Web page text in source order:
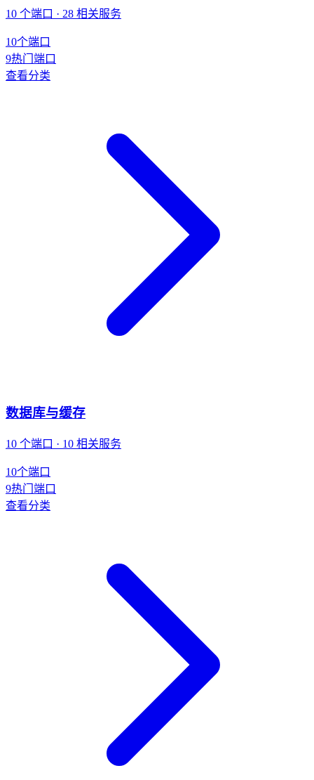
10 个端口 · 28 相关服务
10个端口
9热门端口
查看分类
数据库与缓存
10 个端口 · 10 相关服务
10个端口
9热门端口
查看分类